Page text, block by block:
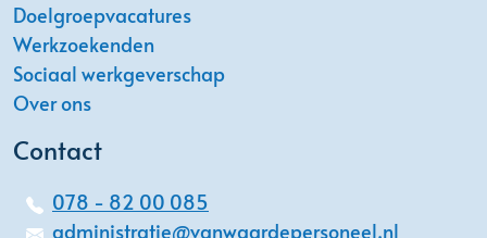
Doelgroepvacatures
Werkzoekenden
Sociaal werkgeverschap
Over ons
Contact
078 - 82 00 085
administratie@vanwaardepersoneel.nl